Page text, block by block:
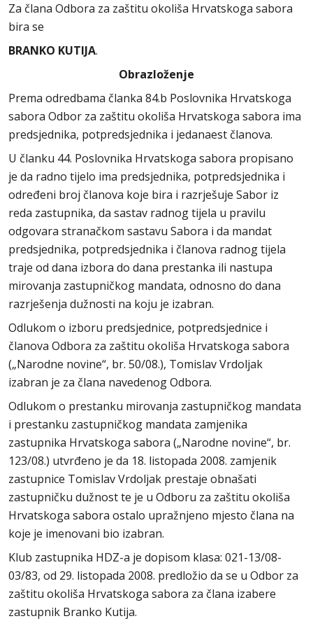
Za člana Odbora za zaštitu okoliša Hrvatskoga sabora
bira se
BRANKO KUTIJA.
Obrazloženje
Prema odredbama članka 84.b Poslovnika Hrvatskoga
sabora Odbor za zaštitu okoliša Hrvatskoga sabora ima
predsjednika, potpredsjednika i jedanaest članova.
U članku 44. Poslovnika Hrvatskoga sabora propisano
je da radno tijelo ima predsjednika, potpredsjednika i
određeni broj članova koje bira i razrješuje Sabor iz
reda zastupnika, da sastav radnog tijela u pravilu
odgovara stranačkom sastavu Sabora i da mandat
predsjednika, potpredsjednika i članova radnog tijela
traje od dana izbora do dana prestanka ili nastupa
mirovanja zastupničkog mandata, odnosno do dana
razrješenja dužnosti na koju je izabran.
Odlukom o izboru predsjednice, potpredsjednice i
članova Odbora za zaštitu okoliša Hrvatskoga sabora
(„Narodne novine“, br. 50/08.), Tomislav Vrdoljak
izabran je za člana navedenog Odbora.
Odlukom o prestanku mirovanja zastupničkog mandata
i prestanku zastupničkog mandata zamjenika
zastupnika Hrvatskoga sabora („Narodne novine“, br.
123/08.) utvrđeno je da 18. listopada 2008. zamjenik
zastupnice Tomislav Vrdoljak prestaje obnašati
zastupničku dužnost te je u Odboru za zaštitu okoliša
Hrvatskoga sabora ostalo upražnjeno mjesto člana na
koje je imenovani bio izabran.
Klub zastupnika HDZ-a je dopisom klasa: 021-13/08-
03/83, od 29. listopada 2008. predložio da se u Odbor za
zaštitu okoliša Hrvatskoga sabora za člana izabere
zastupnik Branko Kutija.